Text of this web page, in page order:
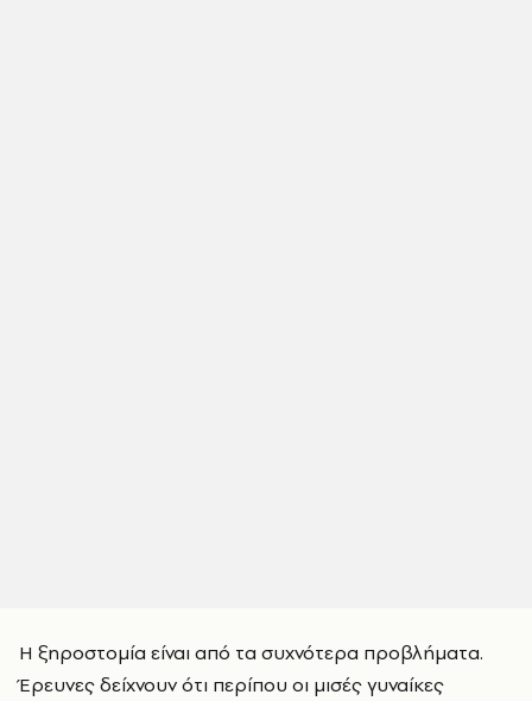
Η ξηροστομία είναι από τα συχνότερα προβλήματα.
Έρευνες δείχνουν ότι περίπου οι μισές γυναίκες